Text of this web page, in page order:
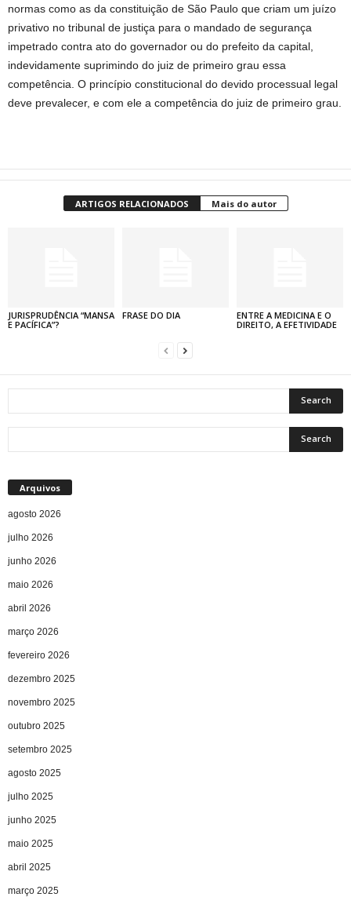
normas como as da constituição de São Paulo que criam um juízo
privativo no tribunal de justiça para o mandado de segurança
impetrado contra ato do governador ou do prefeito da capital,
indevidamente suprimindo do juiz de primeiro grau essa
competência. O princípio constitucional do devido processual legal
deve prevalecer, e com ele a competência do juiz de primeiro grau.
ARTIGOS RELACIONADOS Mais do autor
JURISPRUDÊNCIA “MANSA
E PACÍFICA”?
FRASE DO DIA
ENTRE A MEDICINA E O
DIREITO, A EFETIVIDADE
Arquivos
agosto 2026
julho 2026
junho 2026
maio 2026
abril 2026
março 2026
fevereiro 2026
dezembro 2025
novembro 2025
outubro 2025
setembro 2025
agosto 2025
julho 2025
junho 2025
maio 2025
abril 2025
março 2025